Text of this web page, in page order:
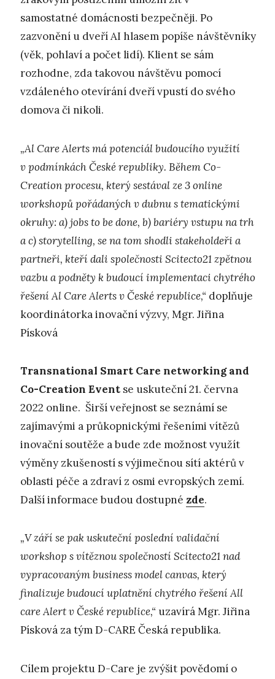
samostatné domácnosti bezpečněji. Po
zazvonění u dveří AI hlasem popíše návštěvníky
(věk, pohlaví a počet lidí). Klient se sám
rozhodne, zda takovou návštěvu pomocí
vzdáleného otevírání dveří vpustí do svého
domova či nikoli.
„Al Care Alerts má potenciál budoucího využití
v podmínkách České republiky. Během Co-
Creation procesu, který sestával ze 3 online
workshopů pořádaných v dubnu s tematickými
okruhy: a) jobs to be done, b) bariéry vstupu na trh
a c) storytelling, se na tom shodli stakeholdeři a
partneři, kteří dali společnosti Scitecto21 zpětnou
vazbu a podněty k budoucí implementaci chytrého
řešení Al Care Alerts v České republice,“ doplňuje
koordinátorka inovační výzvy, Mgr. Jiřina
Písková
Transnational Smart Care networking and
Co-Creation Event se uskuteční 21. června
2022 online. Širší veřejnost se seznámí se
zajímavými a průkopnickými řešeními vítězů
inovační soutěže a bude zde možnost využít
výměny zkušeností s výjimečnou sítí aktérů v
oblasti péče a zdraví z osmi evropských zemí.
Další informace budou dostupné zde.
„V září se pak uskuteční poslední validační
workshop s vítěznou společností Scitecto21 nad
vypracovaným business model canvas, který
finalizuje budoucí uplatnění chytrého řešení All
care Alert v České republice,“ uzavírá Mgr. Jiřina
Písková za tým D-CARE Česká republika.
Cílem projektu D-Care je zvýšit povědomí o